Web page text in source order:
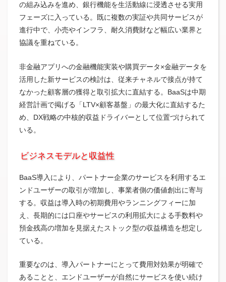
の組み込みを進め、銀行機能を生活動線に浸透させる実用
フェーズに入っている。既に複数の実証や共同サービスが
進行中で、小売やインフラ、耐久消費財など幅広い業界と
協議を重ねている。
非金融アプリへの金融機能実装や購買データ×金融データを
活用した新サービスの検討は、従来チャネルで接点が持て
なかった顧客層の獲得と取引拡大に直結する。BaaSは中期
経営計画で掲げる「LTV×顧客基盤」の最大化に直結するた
め、DX戦略の中核的収益ドライバーとして位置づけられて
いる。
ビジネスモデルと収益性
BaaS導入により、パートナー企業のサービスを利用するエ
ンドユーザーの取引が増加し、事業者側の価値創出に寄与
する。収益は導入時の初期費用やランニングフィーに加
え、長期的には口座やサービスの利用拡大による手数料や
預金残高の増加を見据えたストック型の収益構造を想定し
ている。
重要なのは、導入パートナーにとって費用対効果が明確で
あることと、エンドユーザーが自然にサービスを使い続け